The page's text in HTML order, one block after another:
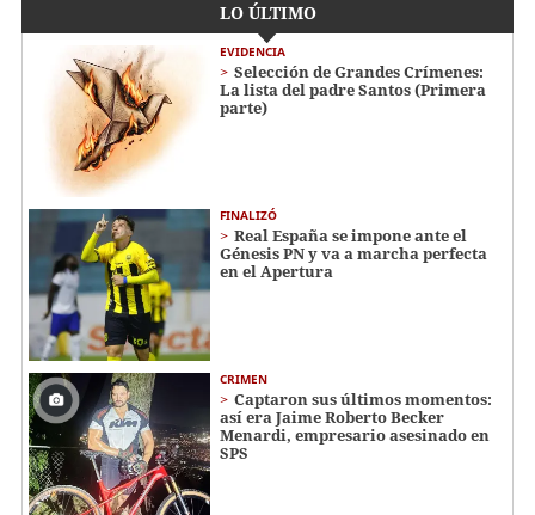
LO ÚLTIMO
EVIDENCIA
Selección de Grandes Crímenes:
La lista del padre Santos (Primera
parte)
FINALIZÓ
Real España se impone ante el
Génesis PN y va a marcha perfecta
en el Apertura
CRIMEN
Captaron sus últimos momentos:
así era Jaime Roberto Becker
Menardi​​​, empresario asesinado en
SPS